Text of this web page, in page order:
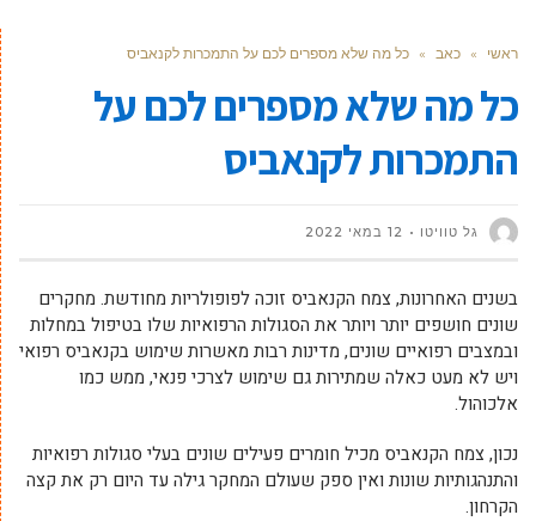
ראשי » כאב » כל מה שלא מספרים לכם על התמכרות לקנאביס
כל מה שלא מספרים לכם על
התמכרות לקנאביס
גל טוויטו 12 במאי 2022
בשנים האחרונות, צמח הקנאביס זוכה לפופולריות מחודשת. מחקרים
שונים חושפים יותר ויותר את הסגולות הרפואיות שלו בטיפול במחלות
ובמצבים רפואיים שונים, מדינות רבות מאשרות שימוש בקנאביס רפואי
ויש לא מעט כאלה שמתירות גם שימוש לצרכי פנאי, ממש כמו
אלכוהול.
נכון, צמח הקנאביס מכיל חומרים פעילים שונים בעלי סגולות רפואיות
והתנהגותיות שונות ואין ספק שעולם המחקר גילה עד היום רק את קצה
הקרחון.